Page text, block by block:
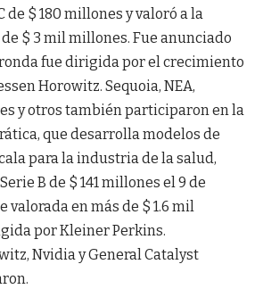
de $ 180 millones y valoró a la
$ 3 mil millones. Fue anunciado
ronda fue dirigida por el crecimiento
Horowitz. Sequoia, NEA,
y otros también participaron en la
que desarrolla modelos de
para la industria de la salud,
B de $ 141 millones el 9 de
valorada en más de $ 1.6 mil
por Kleiner Perkins.
Nvidia y General Catalyst